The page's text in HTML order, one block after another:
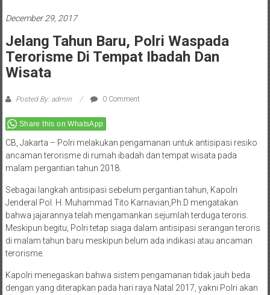
December 29, 2017
Jelang Tahun Baru, Polri Waspada
Terorisme Di Tempat Ibadah Dan
Wisata
Posted By: admin 0 Comment
Share this on WhatsApp
CB, Jakarta – Polri melakukan pengamanan untuk antisipasi resiko
ancaman terorisme di rumah ibadah dan tempat wisata pada
malam pergantian tahun 2018.
Sebagai langkah antisipasi sebelum pergantian tahun, Kapolri
Jenderal Pol. H. Muhammad Tito Karnavian,Ph.D mengatakan
bahwa jajarannya telah mengamankan sejumlah terduga teroris.
Meskipun begitu, Polri tetap siaga dalam antisipasi serangan teroris
di malam tahun baru meskipun belum ada indikasi atau ancaman
terorisme.
Kapolri menegaskan bahwa sistem pengamanan tidak jauh beda
dengan yang diterapkan pada hari raya Natal 2017, yakni Polri akan